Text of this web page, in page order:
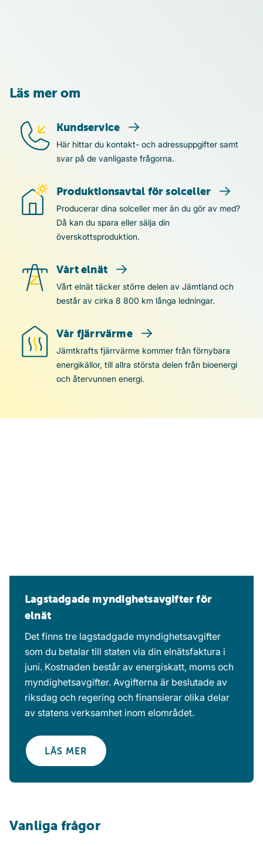
Läs mer om
KundserviceKundservice
Här hittar du kontakt- och adressuppgifter samt
svar på de vanligaste frågorna.
Produktionsavtal för solceller
Produktionsavtal för solceller
Producerar dina solceller mer än du gör av med?
Då kan du spara eller sälja din
överskottsproduktion.
Vårt elnätVårt elnät
Vårt elnät täcker större delen av Jämtland och
består av cirka 8 800 km långa ledningar.
Vår fjärrvärmeVår fjärrvärme
Jämtkrafts fjärrvärme kommer från förnybara
energikällor, till allra största delen från bioenergi
och återvunnen energi.
Lagstadgade myndighetsavgifter för
elnät
Det finns tre lagstadgade myndighetsavgifter
som du betalar till staten via din elnätsfaktura i
juni. Kostnaden består av energiskatt, moms och
myndighetsavgifter. Avgifterna är beslutade av
riksdag och regering och finansierar olika delar
av statens verksamhet inom elområdet.
LÄS MER
Vanliga frågor